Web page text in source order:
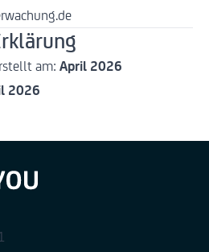
am: April 2026
2026